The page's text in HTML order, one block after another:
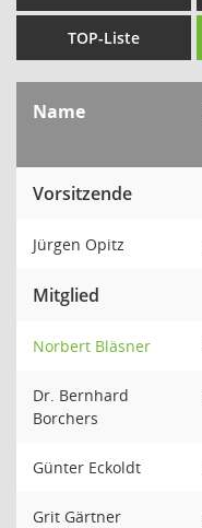
TOP-Liste
Name
Vorsitzende
Jürgen Opitz
Mitglied
Norbert Bläsner
Dr. Bernhard
Borchers
Günter Eckoldt
Grit Gärtner